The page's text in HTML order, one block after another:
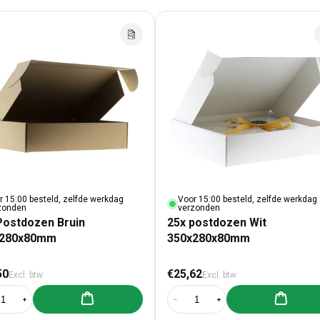
15:00 besteld, zelfde werkdag
Bruin
prijs
Excl. btw
verlagen voor 25x Postdozen Bruin 350x280x80mm
Aantal verhogen voor 25x Postdozen Bruin 350x280x80mm
Aan winkelwagen toevoegen
Voor 15:00 besteld, zelfde werkdag
verzonden
25x postdozen Wit
350x280x80mm
Normale prijs
€25,62Excl. btw
Aantal verlagen voor 25x
Aantal verhogen voor
Aan